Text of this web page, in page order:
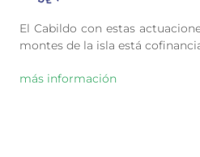
El Cabildo con estas
montes de la isla está
más información